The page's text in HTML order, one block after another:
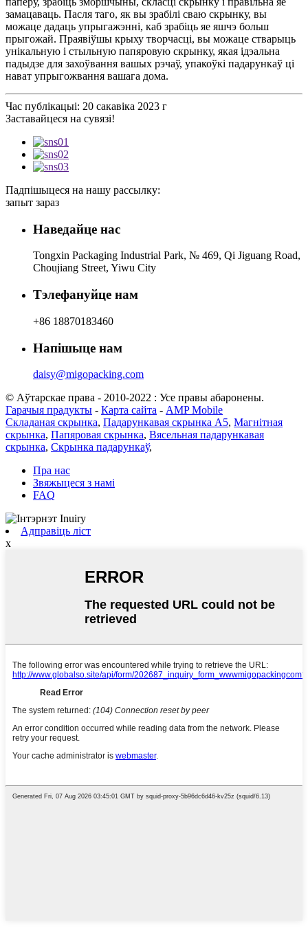
замацаваць. Пасля таго, як вы зрабілі сваю скрынку, вы
можаце дадаць упрыгажэнні, каб зрабіць яе яшчэ больш
прыгожай. Праявіўшы крыху творчасці, вы можаце стварыць
унікальную і стыльную папяровую скрынку, якая ідэальна
падыдзе для захоўвання вашых рэчаў, упакоўкі падарункаў ці
нават упрыгожвання вашага дома.
Час публікацыі: 20 сакавіка 2023 г
Заставайцеся на сувязі!
Падпішыцеся на нашу рассылку:
запыт зараз
Наведайце нас
Tongxin Packaging Industrial Park, № 469, Qi Jiguang Road,
Choujiang Street, Yiwu City
Тэлефануйце нам
+86 18870183460
Напішыце нам
daisy@migopacking.com
© Аўтарскае права - 2010-2022 : Усе правы абаронены.
Гарачыя прадукты - Карта сайта - AMP Mobile
Складаная скрынка, Падарункавая скрынка А5, Магнітная
скрынка, Папяровая скрынка, Вясельная падарункавая
скрынка, Скрынка падарункаў,
Пра нас
Звяжыцеся з намі
FAQ
Адправіць ліст
x